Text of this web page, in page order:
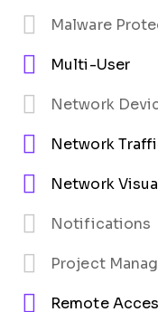
Malware
Multi-User
Network
Network
Network
Notifications
Project
Remote